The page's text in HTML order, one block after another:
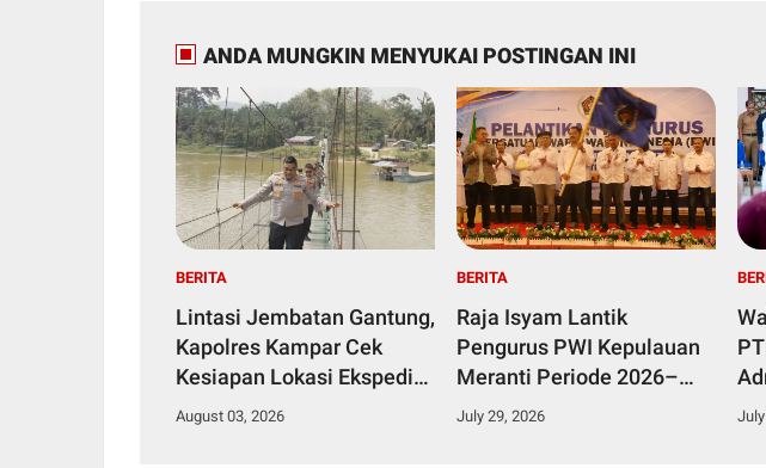
ANDA MUNGKIN MENYUKAI POSTINGAN INI
BERITA
Lintasi Jembatan Gantung,
Kapolres Kampar Cek
Kesiapan Lokasi Ekspedisi
Merah Putih Presisi
August 03, 2026
BERITA
Raja Isyam Lantik
Pengurus PWI Kepulauan
Meranti Periode 2026–
2029
July 29, 2026